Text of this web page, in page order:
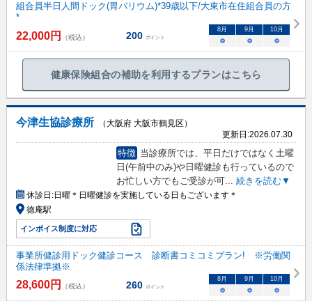
組合員半日人間ドック(胃バリウム)*39歳以下/大東市在住組合員の方
*
22,000円 （税込） 200 ポイント
8月 9月 10月
○ ○ ○
健康保険組合の補助を利用するプランはこちら
今津生協診療所
（大阪府 大阪市鶴見区）
更新日:2026.07.30
特徴 当診療所では、平日だけではなく土曜
日(午前中のみ)や日曜健診も行っているので
お忙しい方でもご受診が可... 続きを読む▼
休診日:日曜＊日曜健診を実施している日もございます＊
徳庵駅
インボイス制度に対応
事業所健診用ドック健診コース 診断書コミコミプラン! ※労働関
係法律準拠※
28,600円 （税込） 260 ポイント
8 月 9 月 10月
○ ○ ○